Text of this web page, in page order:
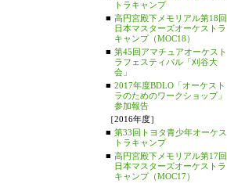
トラキャンプ
■ 高円宮殿下メモリアル第18回
日本マスターズオーケストラ
キャンプ（MOC18）
■ 第45回アマチュアオーケスト
ラフェスティバル「刈谷大
会」
■ 2017年度BDLO「オーケスト
ラのためのワークショップ」
参加報告
［2016年度］
■ 第33回トヨタ青少年オーケス
トラキャンプ
■ 高円宮殿下メモリアル第17回
日本マスターズオーケストラ
キャンプ（MOC17）